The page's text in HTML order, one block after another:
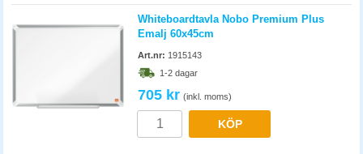
Whiteboardtavla Nobo Premium Plus
Emalj 60x45cm
Art.nr: 1915143
1-2 dagar
705 kr (inkl. moms)
KÖP